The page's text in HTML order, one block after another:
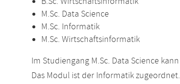
M.Sc. Data Science
M.Sc. Informatik
M.Sc. Wirtschaftsinformatik
Im Studiengang M.Sc. Data Science
Das Modul ist der Informatik